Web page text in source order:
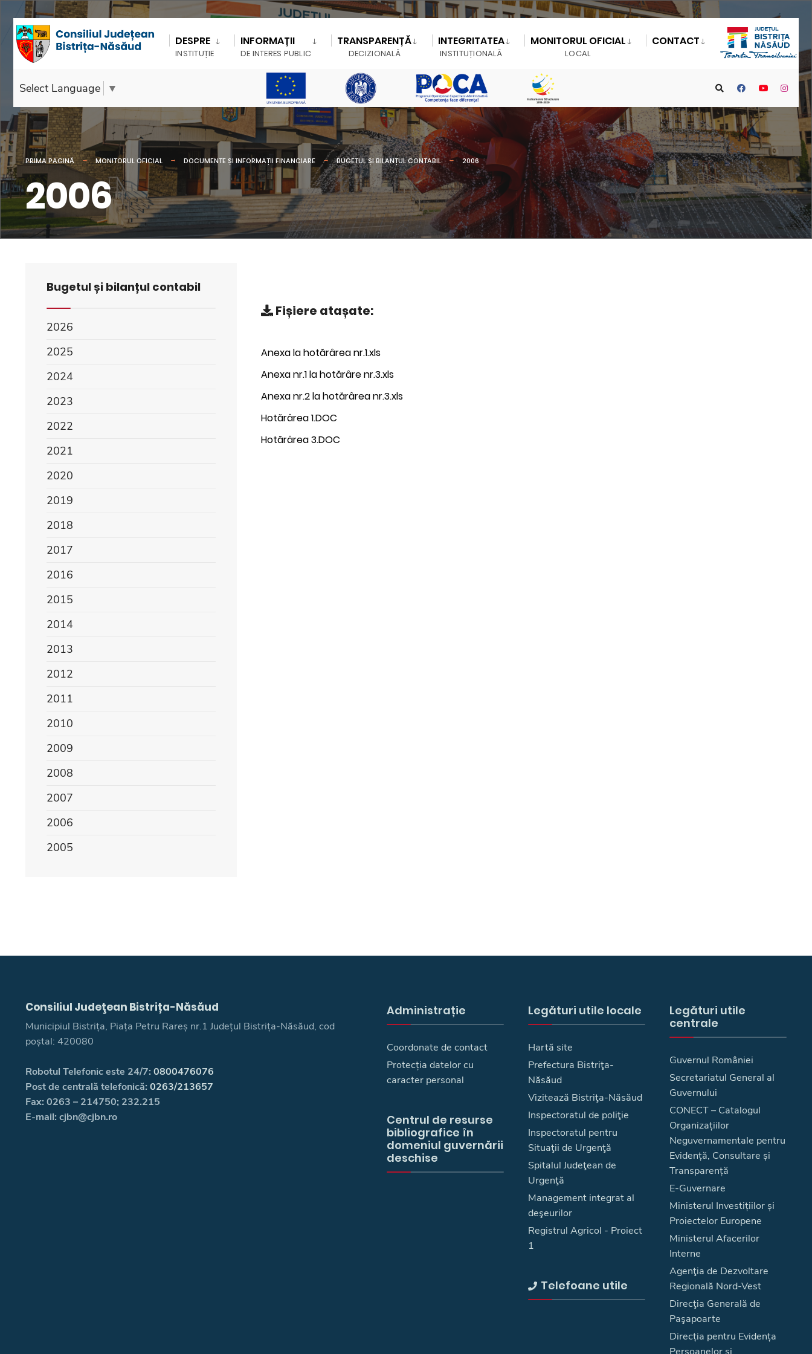
DESPRE
INSTITUȚIE
INFORMAȚII
DE INTERES PUBLIC
TRANSPARENȚĂ
DECIZIONALĂ
INTEGRITATEA
INSTITUȚIONALĂ
MONITORUL OFICIAL
LOCAL
CONTACT
Select Language ▼
PRIMA PAGINĂ MONITORUL OFICIAL DOCUMENTE ȘI INFORMAȚII FINANCIARE BUGETUL ȘI BILANȚUL CONTABIL 2006
2006
Fișiere atașate:
Anexa la hotărârea nr.1.xls
Anexa nr.1 la hotărâre nr.3.xls
Anexa nr.2 la hotărârea nr.3.xls
Hotărârea 1.DOC
Hotărârea 3.DOC
Bugetul și bilanțul contabil
2026
2025
2024
2023
2022
2021
2020
2019
2018
2017
2016
2015
2014
2013
2012
2011
2010
2009
2008
2007
2006
2005
Consiliul Judeţean Bistrița-Năsăud
Municipiul Bistrița, Piața Petru Rareș nr.1 Județul Bistrița-Năsăud, cod
poștal: 420080
Robotul Telefonic este 24/7: 0800476076
Post de centrală telefonică: 0263/213657
Fax: 0263 – 214750; 232.215
E-mail: cjbn@cjbn.ro
Administrație
Coordonate de contact
Protecția datelor cu
caracter personal
Centrul de resurse
bibliografice în
domeniul guvernării
deschise
Legături utile locale
Hartă site
Prefectura Bistriţa-
Năsăud
Vizitează Bistriţa-Năsăud
Inspectoratul de poliţie
Inspectoratul pentru
Situaţii de Urgenţă
Spitalul Judeţean de
Urgenţă
Management integrat al
deşeurilor
Registrul Agricol - Proiect
1
Telefoane utile
Legături utile
centrale
Guvernul României
Secretariatul General al
Guvernului
CONECT – Catalogul
Organizațiilor
Neguvernamentale pentru
Evidență, Consultare și
Transparență
E-Guvernare
Ministerul Investițiilor și
Proiectelor Europene
Ministerul Afacerilor
Interne
Agenţia de Dezvoltare
Regională Nord-Vest
Direcţia Generală de
Paşapoarte
Direcția pentru Evidența